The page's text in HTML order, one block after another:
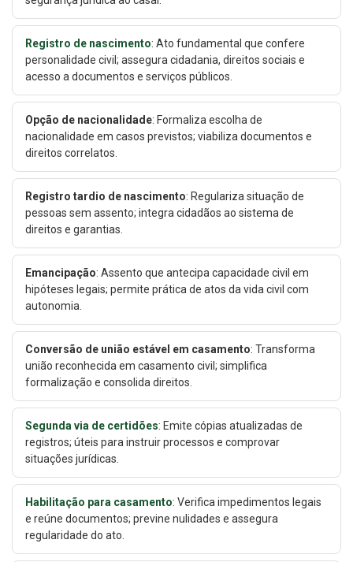
Registro de nascimento: Ato fundamental que confere
personalidade civil; assegura cidadania, direitos sociais e
acesso a documentos e serviços públicos.
Opção de nacionalidade: Formaliza escolha de
nacionalidade em casos previstos; viabiliza documentos e
direitos correlatos.
Registro tardio de nascimento: Regulariza situação de
pessoas sem assento; integra cidadãos ao sistema de
direitos e garantias.
Emancipação: Assento que antecipa capacidade civil em
hipóteses legais; permite prática de atos da vida civil com
autonomia.
Conversão de união estável em casamento: Transforma
união reconhecida em casamento civil; simplifica
formalização e consolida direitos.
Segunda via de certidões: Emite cópias atualizadas de
registros; úteis para instruir processos e comprovar
situações jurídicas.
Habilitação para casamento: Verifica impedimentos legais
e reúne documentos; previne nulidades e assegura
regularidade do ato.